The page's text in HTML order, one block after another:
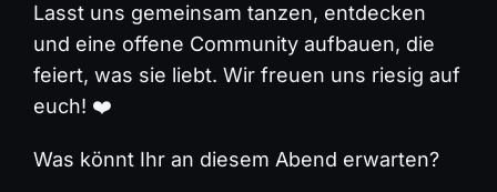
Lasst uns gemeinsam tanzen, entdecken
und eine offene Community aufbauen, die
feiert, was sie liebt. Wir freuen uns riesig auf
euch! ❤️
Was könnt Ihr an diesem Abend erwarten?